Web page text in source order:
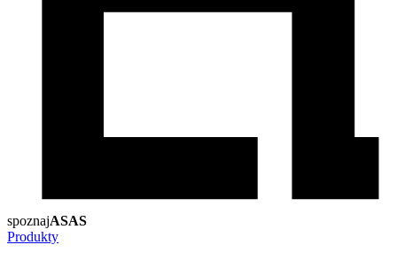
spoznajASAS
Produkty